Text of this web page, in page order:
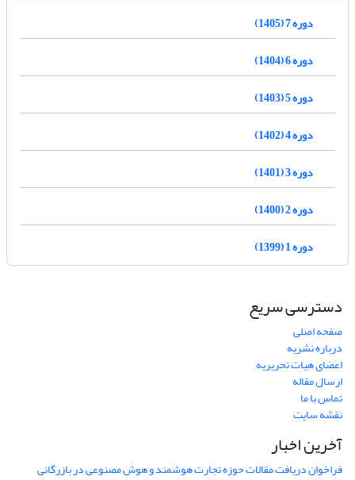
دوره 7 (1405)
دوره 6 (1404)
دوره 5 (1403)
دوره 4 (1402)
دوره 3 (1401)
دوره 2 (1400)
دوره 1 (1399)
دسترسی سریع
صفحه اصلی
درباره نشریه
اعضای هیات تحریریه
ارسال مقاله
تماس با ما
نقشه سایت
آخرین اخبار
فراخوان دریافت مقالات حوزه تجارت هوشمند و هوش مصنوعی در بازرگانی